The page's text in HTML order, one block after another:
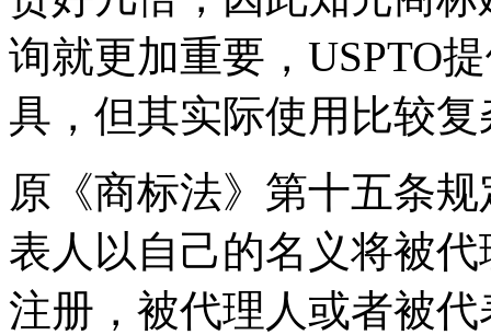
询就更加重要，USPTO
具，但其实际使用比较
原《商标法》第十五条
表人以自己的名义将被
注册，被代理人或者被